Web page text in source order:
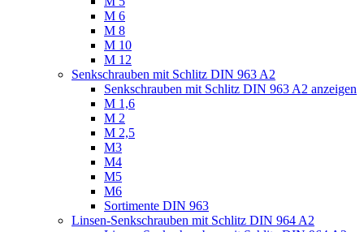
M 6
M 8
M 10
M 12
Senkschrauben mit Schlitz DIN 963 A2
Senkschrauben mit Schlitz DIN 963 A2 anzeigen
M 1,6
M 2
M 2,5
M3
M4
M5
M6
Sortimente DIN 963
Linsen-Senkschrauben mit Schlitz DIN 964 A2